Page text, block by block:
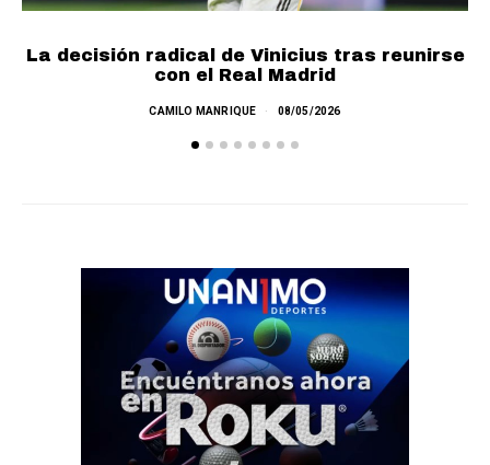
La decisión radical de Vinicius tras reunirse
con el Real Madrid
CAMILO MANRIQUE 08/05/2026